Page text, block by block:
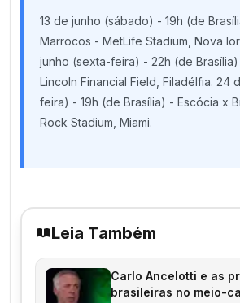
13 de junho (sábado) - 19h (de
Marrocos - MetLife Stadium, Nova
junho (sexta-feira) - 22h (de
Lincoln Financial Field, Filadélfia. 24
feira) - 19h (de Brasília) - Escócia x
Rock Stadium, Miami.
Leia Também
Carlo Ancelotti e as
brasileiras no meio-